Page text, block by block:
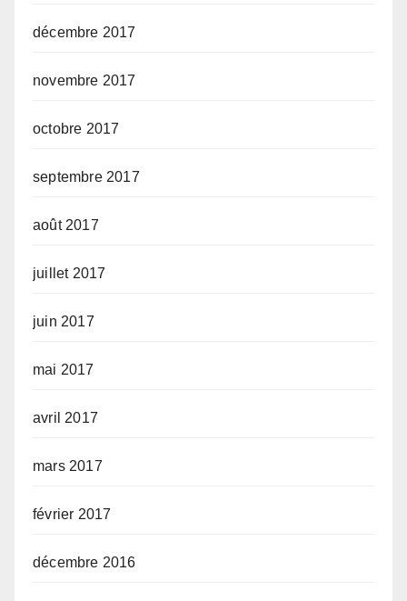
décembre 2017
novembre 2017
octobre 2017
septembre 2017
août 2017
juillet 2017
juin 2017
mai 2017
avril 2017
mars 2017
février 2017
décembre 2016